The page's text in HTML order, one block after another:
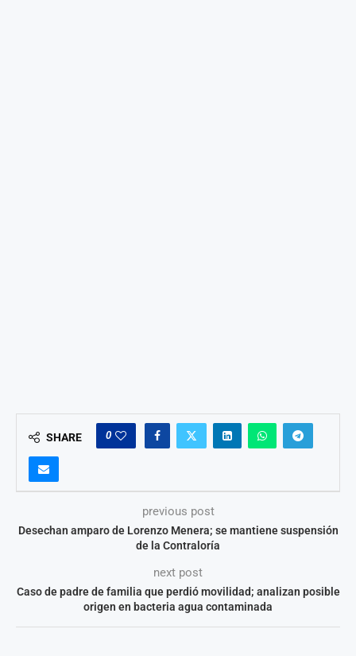
SHARE 0
previous post
Desechan amparo de Lorenzo Menera; se mantiene suspensión
de la Contraloría
next post
Caso de padre de familia que perdió movilidad; analizan posible
origen en bacteria agua contaminada